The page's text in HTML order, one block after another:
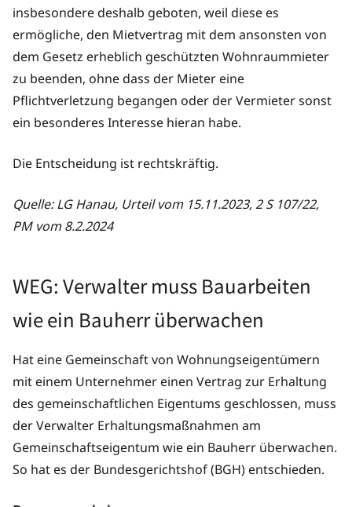
insbesondere deshalb geboten, weil diese es
ermögliche, den Mietvertrag mit dem ansonsten von
dem Gesetz erheblich geschützten Wohnraummieter
zu beenden, ohne dass der Mieter eine
Pflichtverletzung begangen oder der Vermieter sonst
ein besonderes Interesse hieran habe.
Die Entscheidung ist rechtskräftig.
Quelle: LG Hanau, Urteil vom 15.11.2023, 2 S 107/22,
PM vom 8.2.2024
WEG: Verwalter muss Bauarbeiten
wie ein Bauherr überwachen
Hat eine Gemeinschaft von Wohnungseigentümern
mit einem Unternehmer einen Vertrag zur Erhaltung
des gemeinschaftlichen Eigentums geschlossen, muss
der Verwalter Erhaltungsmaßnahmen am
Gemeinschaftseigentum wie ein Bauherr überwachen.
So hat es der Bundesgerichtshof (BGH) entschieden.